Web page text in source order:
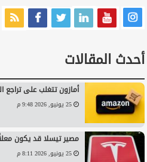
أحدث المقالات
أمازون تتغلب على تراجع
25 يونيو, 2026 9:48 م
مصير تيسلا قد يكون
25 يونيو, 2026 8:11 م